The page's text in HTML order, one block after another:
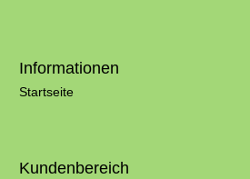
Informationen
Startseite
Kundenbereich